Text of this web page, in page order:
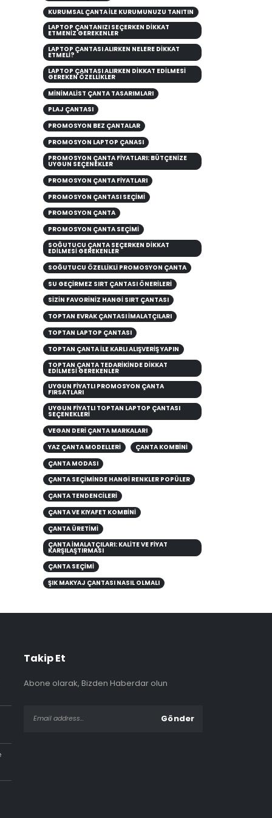
KURUMSAL ÇANTA ILE KURUMUNUZU TANITIN
LAPTOP ÇANTANIZI SEÇERKEN DIKKAT
ETMENIZ GEREKENLER
LAPTOP ÇANTASI ALIRKEN NELERE DİKKAT
ETMELİ?
LAPTOP ÇANTASI ALIRKEN DIKKAT EDILMESI
GEREKEN ÖZELLIKLER
MINIMALIST ÇANTA TASARIMLARI
PLAJ ÇANTASI
PROMOSYON BEZ ÇANTALAR
PROMOSYON LAPTOP ÇANASI
PROMOSYON ÇANTA FIYATLARI: BÜTÇENIZE
UYGUN SEÇENEKLER
PROMOSYON ÇANTA FİYATLARI
PROMOSYON ÇANTASI SEÇİMİ
PROMOSYON ÇANTA
PROMOSYON ÇANTA SEÇIMI
SOĞUTUCU ÇANTA SEÇERKEN DIKKAT
EDILMESI GEREKENLER
SOĞUTUCU ÖZELLIKLI PROMOSYON ÇANTA
SU GEÇIRMEZ SIRT ÇANTASI ÖNERILERI
SİZİN FAVORİNİZ HANGİ SIRT ÇANTASI
TOPTAN EVRAK ÇANTASI İMALATÇILARI
TOPTAN LAPTOP ÇANTASI
TOPTAN ÇANTA ILE KARLI ALIŞVERIŞ YAPIN
TOPTAN ÇANTA TEDARIKINDE DIKKAT
EDILMESI GEREKENLER
UYGUN FIYATLI PROMOSYON ÇANTA
FIRSATLARI
UYGUN FIYATLI TOPTAN LAPTOP ÇANTASI
SEÇENEKLERI
VEGAN DERI ÇANTA MARKALARI
YAZ ÇANTA MODELLERİ
ÇANTA KOMBINI
ÇANTA MODASI
ÇANTA SEÇIMINDE HANGI RENKLER POPÜLER
ÇANTA TENDENCILERI
ÇANTA VE KIYAFET KOMBINI
ÇANTA ÜRETİMİ
ÇANTA İMALATÇILARI: KALITE VE FIYAT
KARŞILAŞTIRMASI
ÇANTA SEÇIMI
ŞIK MAKYAJ ÇANTASI NASIL OLMALI
Takip Et
Abone olarak, Bizden Haberdar olun